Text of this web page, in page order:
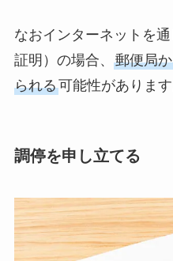
なおインターネットを
証明）の場合、 郵便局
られる可能性があります
調停を申し立てる